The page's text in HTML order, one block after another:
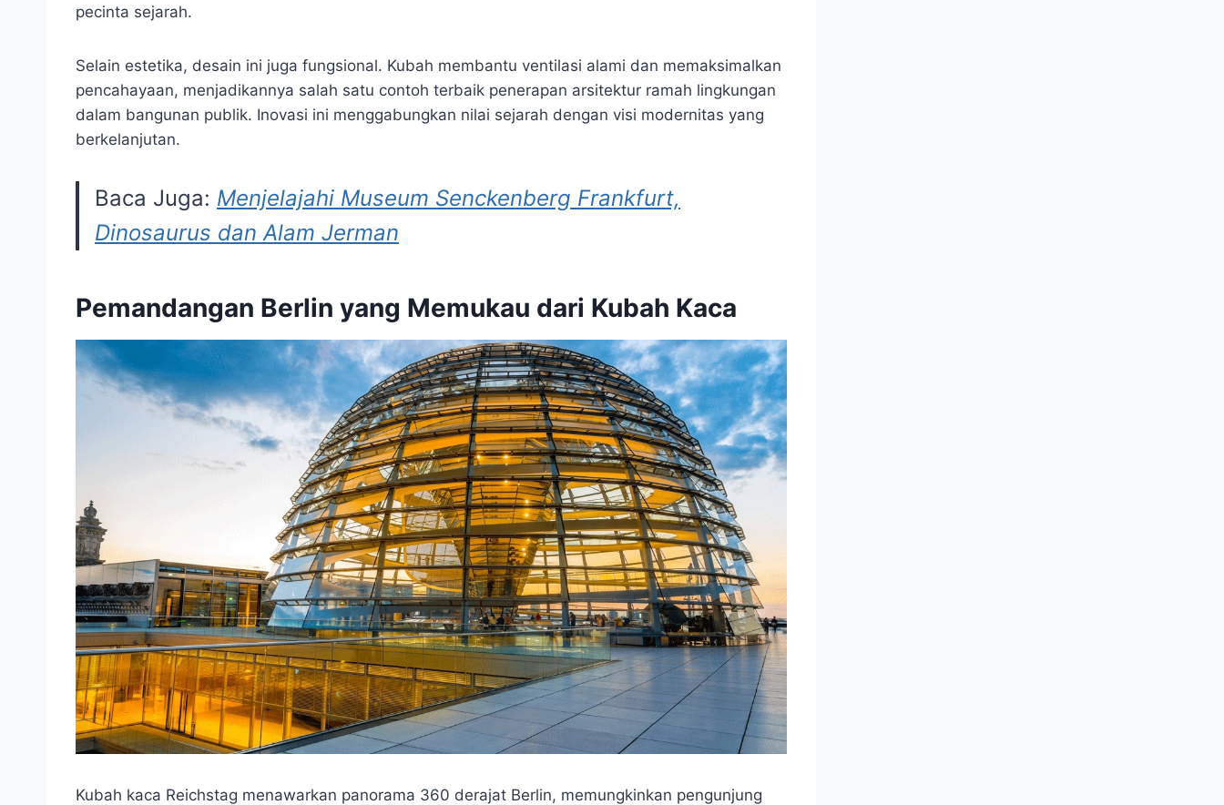
pecinta sejarah.
Selain estetika, desain ini juga fungsional. Kubah membantu ventilasi alami dan memaksimalkan
pencahayaan, menjadikannya salah satu contoh terbaik penerapan arsitektur ramah lingkungan
dalam bangunan publik. Inovasi ini menggabungkan nilai sejarah dengan visi modernitas yang
berkelanjutan.
Baca Juga: Menjelajahi Museum Senckenberg Frankfurt,
Dinosaurus dan Alam Jerman
Pemandangan Berlin yang Memukau dari Kubah Kaca
Kubah kaca Reichstag menawarkan panorama 360 derajat Berlin, memungkinkan pengunjung